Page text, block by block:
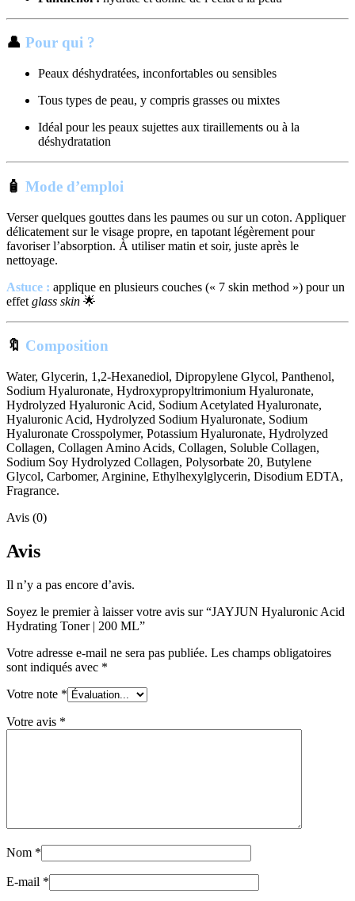
👤 Pour qui ?
Peaux déshydratées, inconfortables ou sensibles
Tous types de peau, y compris grasses ou mixtes
Idéal pour les peaux sujettes aux tiraillements ou à la
déshydratation
🧴 Mode d’emploi
Verser quelques gouttes dans les paumes ou sur un coton. Appliquer
délicatement sur le visage propre, en tapotant légèrement pour
favoriser l’absorption. À utiliser matin et soir, juste après le
nettoyage.
Astuce : applique en plusieurs couches (« 7 skin method ») pour un
effet glass skin 🌟
🔖 Composition
Water, Glycerin, 1,2-Hexanediol, Dipropylene Glycol, Panthenol,
Sodium Hyaluronate, Hydroxypropyltrimonium Hyaluronate,
Hydrolyzed Hyaluronic Acid, Sodium Acetylated Hyaluronate,
Hyaluronic Acid, Hydrolyzed Sodium Hyaluronate, Sodium
Hyaluronate Crosspolymer, Potassium Hyaluronate, Hydrolyzed
Collagen, Collagen Amino Acids, Collagen, Soluble Collagen,
Sodium Soy Hydrolyzed Collagen, Polysorbate 20, Butylene
Glycol, Carbomer, Arginine, Ethylhexylglycerin, Disodium EDTA,
Fragrance.
Avis (0)
Avis
Il n’y a pas encore d’avis.
Soyez le premier à laisser votre avis sur “JAYJUN Hyaluronic Acid
Hydrating Toner | 200 ML”
Votre adresse e-mail ne sera pas publiée. Les champs obligatoires
sont indiqués avec *
Votre note *
Votre avis *
Nom *
E-mail *